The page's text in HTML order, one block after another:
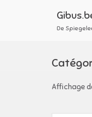
De
Affichage